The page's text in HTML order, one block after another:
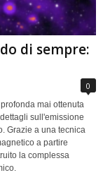
di sempre:
0
mai ottenuta
sull'emissione
Grazie a una tecnica
a partire
la complessa